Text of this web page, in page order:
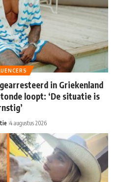
in Griekenland
loopt: ‘De situatie is
4 augustus 2026